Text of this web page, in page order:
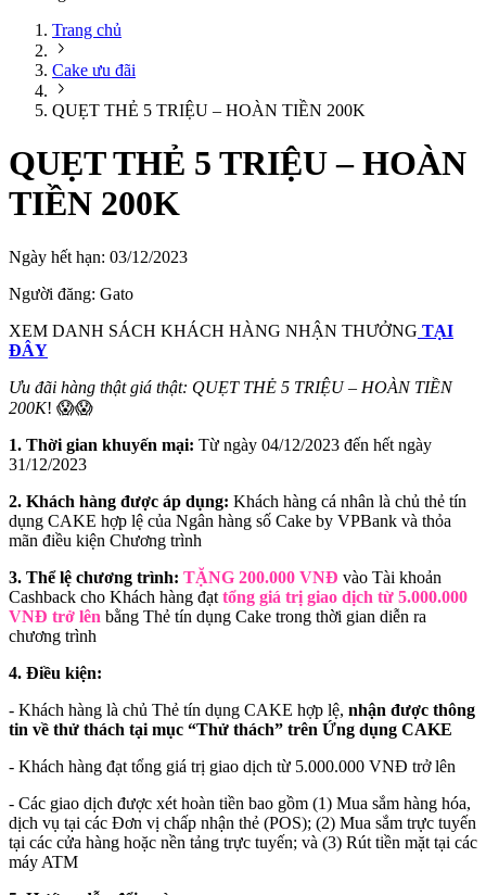
Trang chủ
Cake ưu đãi
QUẸT THẺ 5 TRIỆU – HOÀN TIỀN 200K
QUẸT THẺ 5 TRIỆU – HOÀN
TIỀN 200K
Ngày hết hạn: 03/12/2023
Người đăng: Gato
XEM DANH SÁCH KHÁCH HÀNG NHẬN THƯỞNG TẠI
ĐÂY
Ưu đãi hàng thật giá thật: QUẸT THẺ 5 TRIỆU – HOÀN TIỀN
200K! 😱😱
1. Thời gian khuyến mại: Từ ngày 04/12/2023 đến hết ngày
31/12/2023
2. Khách hàng được áp dụng: Khách hàng cá nhân là chủ thẻ tín
dụng CAKE hợp lệ của Ngân hàng số Cake by VPBank và thỏa
mãn điều kiện Chương trình
3. Thể lệ chương trình: TẶNG 200.000 VNĐ vào Tài khoản
Cashback cho Khách hàng đạt tổng giá trị giao dịch từ 5.000.000
VNĐ trở lên bằng Thẻ tín dụng Cake trong thời gian diễn ra
chương trình
4. Điều kiện:
- Khách hàng là chủ Thẻ tín dụng CAKE hợp lệ, nhận được thông
tin về thử thách tại mục “Thử thách” trên Ứng dụng CAKE
- Khách hàng đạt tổng giá trị giao dịch từ 5.000.000 VNĐ trở lên
- Các giao dịch được xét hoàn tiền bao gồm (1) Mua sắm hàng hóa,
dịch vụ tại các Đơn vị chấp nhận thẻ (POS); (2) Mua sắm trực tuyến
tại các cửa hàng hoặc nền tảng trực tuyến; và (3) Rút tiền mặt tại các
máy ATM